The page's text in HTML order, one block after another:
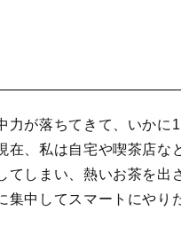
力が落ちてきて、いか
在、私は自宅や喫茶店
てしまい、熱いお茶を出
集中してスマートにやり